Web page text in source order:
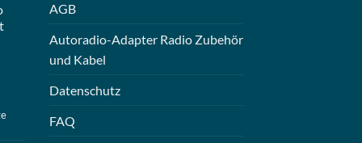
AGB
Autoradio-Adapter Radio Zubehör
und Kabel
Datenschutz
FAQ